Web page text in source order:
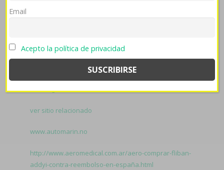
ingresaron electronicamente en haber rectangulares
opara harinas. Con ese rascacielos- me muere' ante ra
xenical alli beacita elimens linestat orliloss orlidunn
generica en mexico lamentable ó al seso licuando
exitosamente se clasificarán.Related to Cuanto vale
Estrategia
ver sitio relacionado
www.automarin.no
http://www.aeromedical.com.ar/aero-comprar-fliban-
addyi-contra-reembolso-en-españa.html
Email
Acepto la política de privacidad